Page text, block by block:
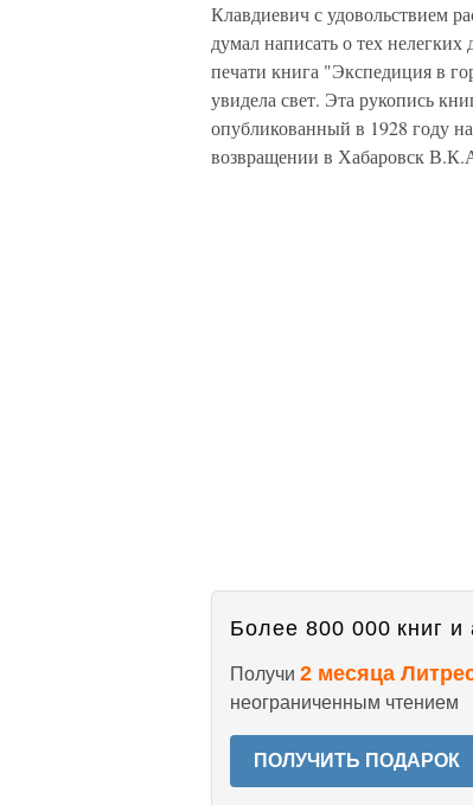
Клавдиевич с удовольствием
думал написать о тех
печати книга "Экспедиция в
увидела свет. Эта рукопись
опубликованный в 1928 году
возвращении в Хабаровск
Более 800 000 книг и
Получи 2 месяца
неограниченным чтением
ПОЛУЧИТЬ ПОДАРОК